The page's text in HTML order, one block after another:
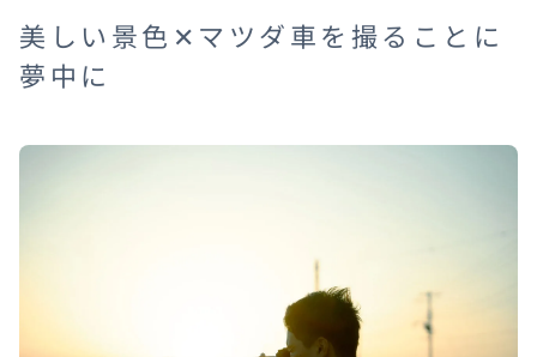
美しい景色✕マツダ車を撮ることに
夢中に